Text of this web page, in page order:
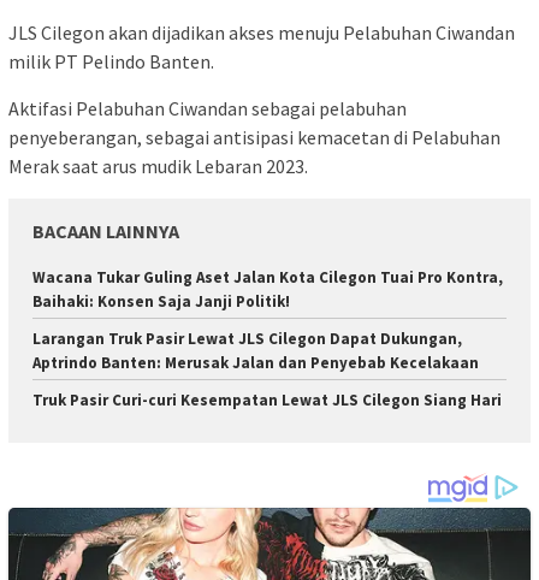
JLS Cilegon akan dijadikan akses menuju Pelabuhan Ciwandan
milik PT Pelindo Banten.
Aktifasi Pelabuhan Ciwandan sebagai pelabuhan
penyeberangan, sebagai antisipasi kemacetan di Pelabuhan
Merak saat arus mudik Lebaran 2023.
BACAAN LAINNYA
Wacana Tukar Guling Aset Jalan Kota Cilegon Tuai Pro Kontra,
Baihaki: Konsen Saja Janji Politik!
Larangan Truk Pasir Lewat JLS Cilegon Dapat Dukungan,
Aptrindo Banten: Merusak Jalan dan Penyebab Kecelakaan
Truk Pasir Curi-curi Kesempatan Lewat JLS Cilegon Siang Hari